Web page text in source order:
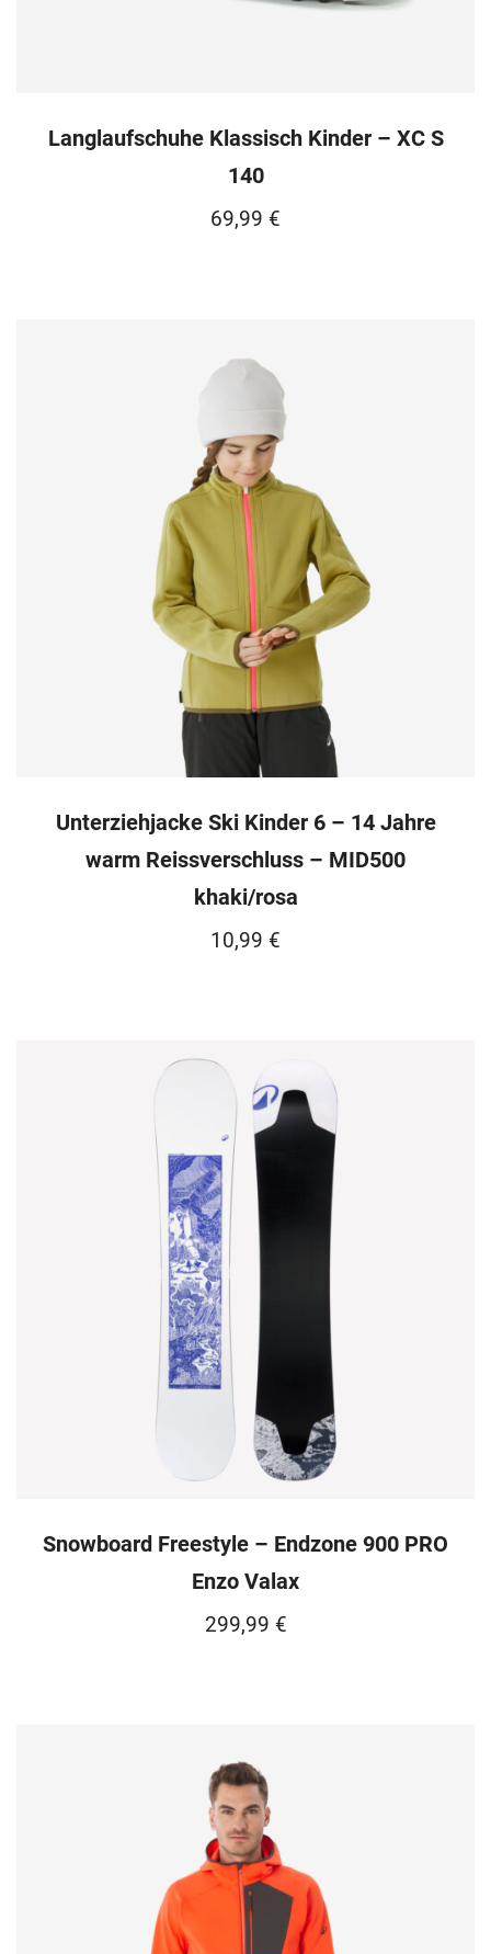
Langlaufschuhe Klassisch Kinder – XC S
140
69,99 €
Unterziehjacke Ski Kinder 6 – 14 Jahre
warm Reissverschluss – MID500
khaki/rosa
10,99 €
Snowboard Freestyle – Endzone 900 PRO
Enzo Valax
299,99 €